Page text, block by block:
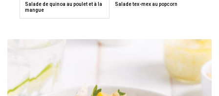
Salade de quinoa au poulet et à la
mangue
Salade tex-mex au popcorn